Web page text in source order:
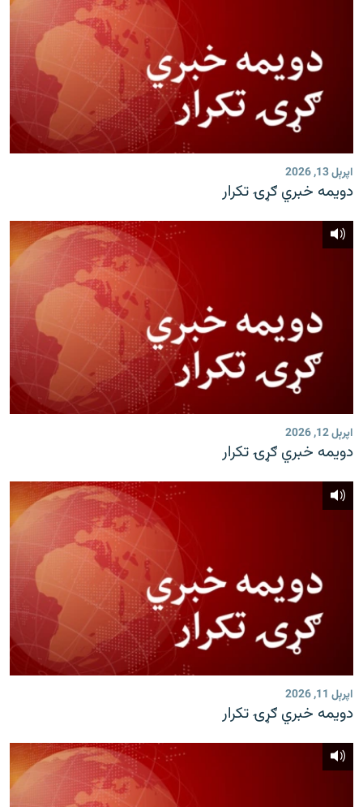
اپرېل 13, 2026
دویمه خبري ګړۍ تکرار
اپرېل 12, 2026
دویمه خبري ګړۍ تکرار
اپرېل 11, 2026
دویمه خبري ګړۍ تکرار